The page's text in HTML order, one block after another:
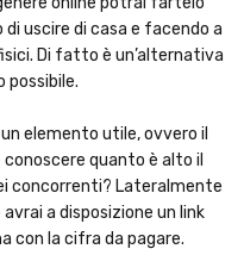
uscire di casa e facendo a
Di fatto è un’alternativa
possibile.
elemento utile, ovvero il
quanto è alto il
concorrenti? Lateralmente
a disposizione un link
con la cifra da pagare.